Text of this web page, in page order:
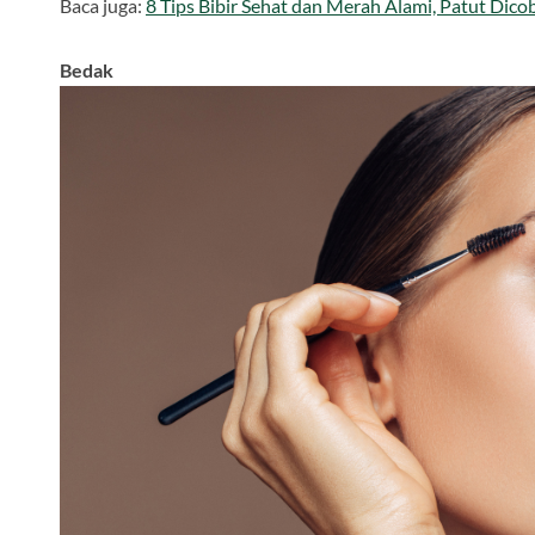
Baca juga: 8 Tips Bibir Sehat dan Merah Alami, Patut
Bedak